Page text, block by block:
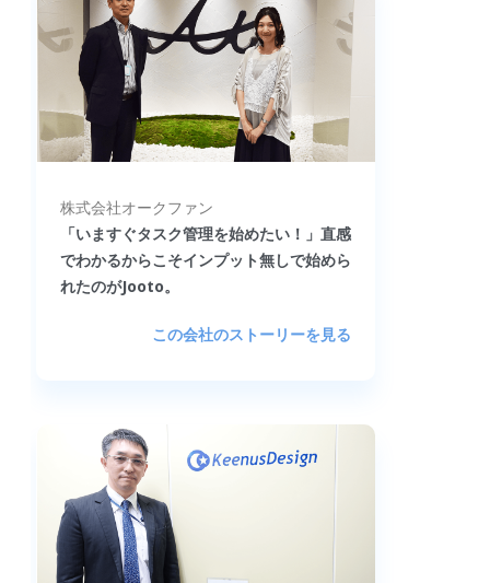
株式会社オークファン
「いますぐタスク管理を始めたい！」直感
でわかるからこそインプット無しで始めら
れたのがJooto。
この会社のストーリーを見る